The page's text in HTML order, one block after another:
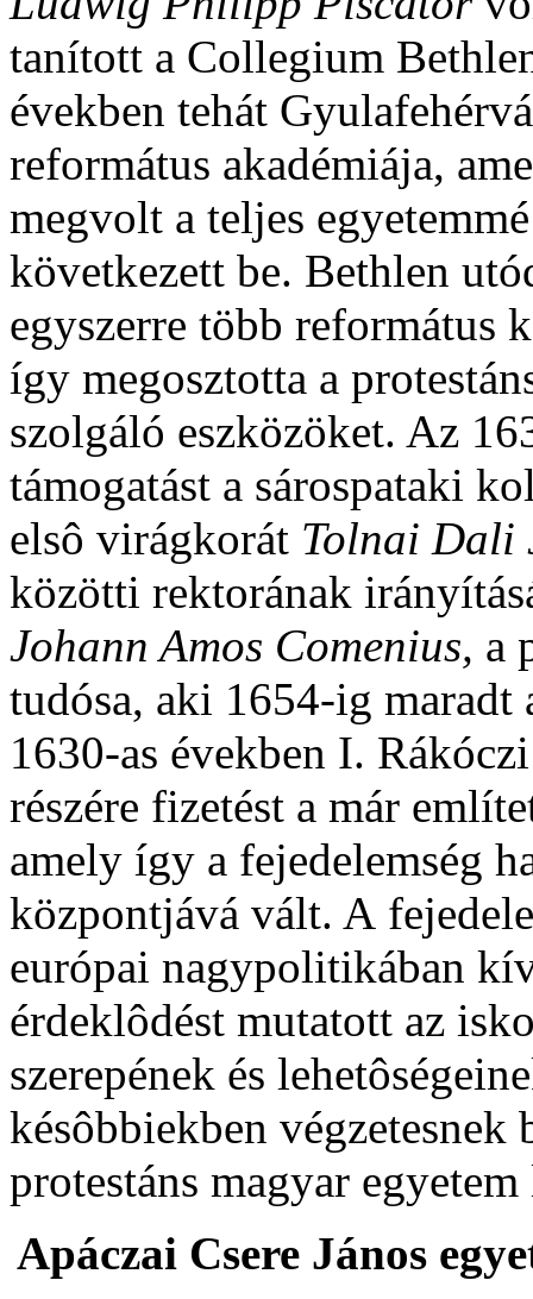
tanított a Collegium
években tehát
református akadémiája,
megvolt a teljes
következett be. Bethlen
egyszerre több református
így megosztotta a
szolgáló eszközöket. Az
támogatást a sárospataki
elsô virágkorát Tolnai Dali
közötti rektorának
Johann Amos Comenius, a
tudósa, aki 1654-ig
1630-as években I.
részére fizetést a már
amely így a fejedelemség
központjává vált. A
európai nagypolitikában
érdeklôdést mutatott az
szerepének és
késôbbiekben végzetesnek
protestáns magyar
Apáczai Csere János